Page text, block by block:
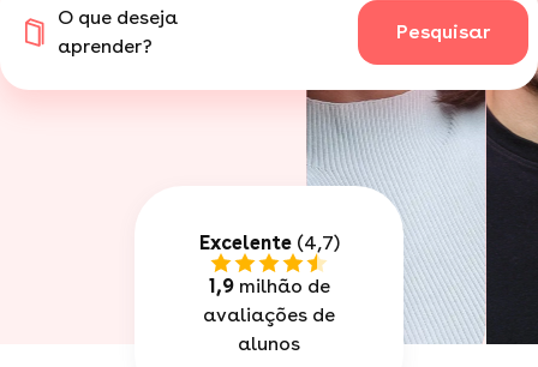
O que deseja
aprender?
Pesquisar
Excelente(4,7)
1,9milhão de
avaliações de
alunos